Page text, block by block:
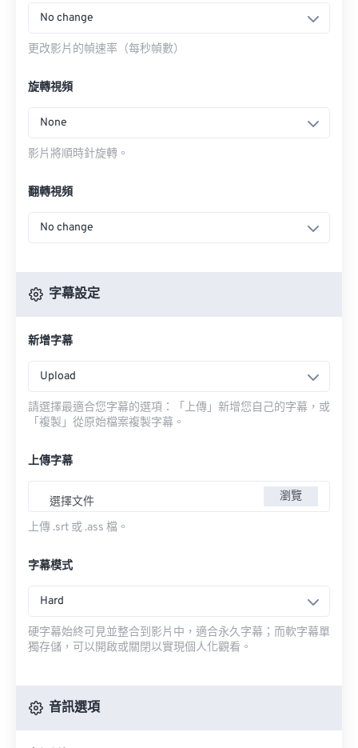
No change
更改影片的幀速率（每秒幀數）
旋轉視頻
None
影片將順時針旋轉。
翻轉視頻
No change
字幕設定
新增字幕
Upload
請選擇最適合您字幕的選項：「上傳」新增您自己的字幕，或
「複製」從原始檔案複製字幕。
上傳字幕
選擇文件 瀏覽
上傳 .srt 或 .ass 檔。
字幕模式
Hard
硬字幕始終可見並整合到影片中，適合永久字幕；而軟字幕單
獨存儲，可以開啟或關閉以實現個人化觀看。
音訊選項